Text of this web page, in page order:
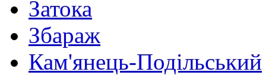
Затока
Збараж
Кам'янець-Подільський